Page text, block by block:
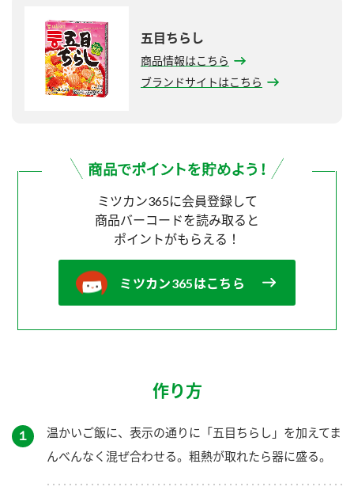
五目ちらし
商品情報はこちら
ブランドサイトはこちら
ミツカン365に会員登録して
商品バーコードを読み取ると
ポイントがもらえる！
ミツカン365はこちら
作り方
１
温かいご飯に、表示の通りに「五目ちらし」を加えてま
んべんなく混ぜ合わせる。粗熱が取れたら器に盛る。